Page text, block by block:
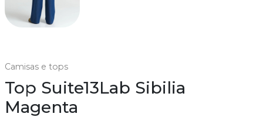
Camisas e tops
Top Suite13Lab Sibilia
Magenta